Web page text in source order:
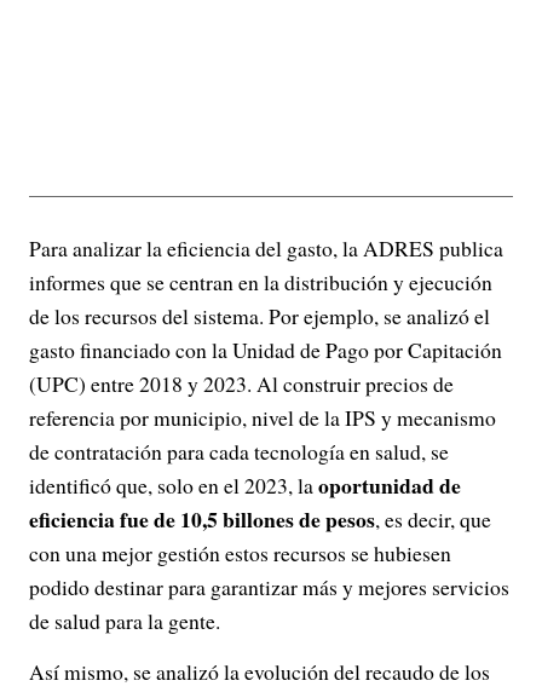
Para analizar la eficiencia del gasto, la ADRES publica
informes que se centran en la distribución y ejecución
de los recursos del sistema. Por ejemplo, se analizó el
gasto financiado con la Unidad de Pago por Capitación
(UPC) entre 2018 y 2023. Al construir precios de
referencia por municipio, nivel de la IPS y mecanismo
de contratación para cada tecnología en salud, se
identificó que, solo en el 2023, laoportunidad de
eficiencia fue de 10,5 billones de pesos, es decir, que
con una mejor gestión estos recursos se hubiesen
podido destinar para garantizar más y mejores servicios
de salud para la gente.
Así mismo, se analizó la evolución del recaudo de los